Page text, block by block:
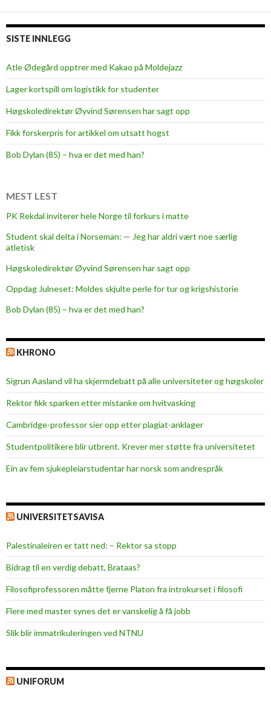
SISTE INNLEGG
Atle Ødegård opptrer med Kakao på Moldejazz
Lager kortspill om logistikk for studenter
Høgskoledirektør Øyvind Sørensen har sagt opp
Fikk forskerpris for artikkel om utsatt hogst
Bob Dylan (85) – hva er det med han?
MEST LEST
PK Rekdal inviterer hele Norge til forkurs i matte
Student skal delta i Norseman: — Jeg har aldri vært noe særlig
atletisk
Høgskoledirektør Øyvind Sørensen har sagt opp
Oppdag Julneset: Moldes skjulte perle for tur og krigshistorie
Bob Dylan (85) – hva er det med han?
KHRONO
Sigrun Aasland vil ha skjerm­debatt på alle universiteter og høgskoler
Rektor fikk sparken etter mistanke om hvitvasking
Cambridge-professor sier opp etter plagiat-anklager
Studentpolitikere blir utbrent. Krever mer støtte fra universitetet
Ein av fem sjukepleiar­studentar har norsk som andrespråk
UNIVERSITETSAVISA
Palestinaleiren er tatt ned: – Rektor sa stopp
Bidrag til en verdig debatt, Brataas?
Filosofiprofessoren måtte fjerne Platon fra introkurset i filosofi
Flere med master synes det er vanskelig å få jobb
Slik blir immatrikuleringen ved NTNU
UNIFORUM